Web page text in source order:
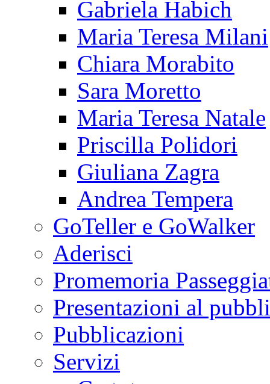
Gabriela Habich
Maria Teresa Milani
Chiara Morabito
Sara Moretto
Maria Teresa Natale
Priscilla Polidori
Giuliana Zagra
Andrea Tempera
GoTeller e GoWalker
Aderisci
Promemoria
Presentazioni al
Pubblicazioni
Servizi